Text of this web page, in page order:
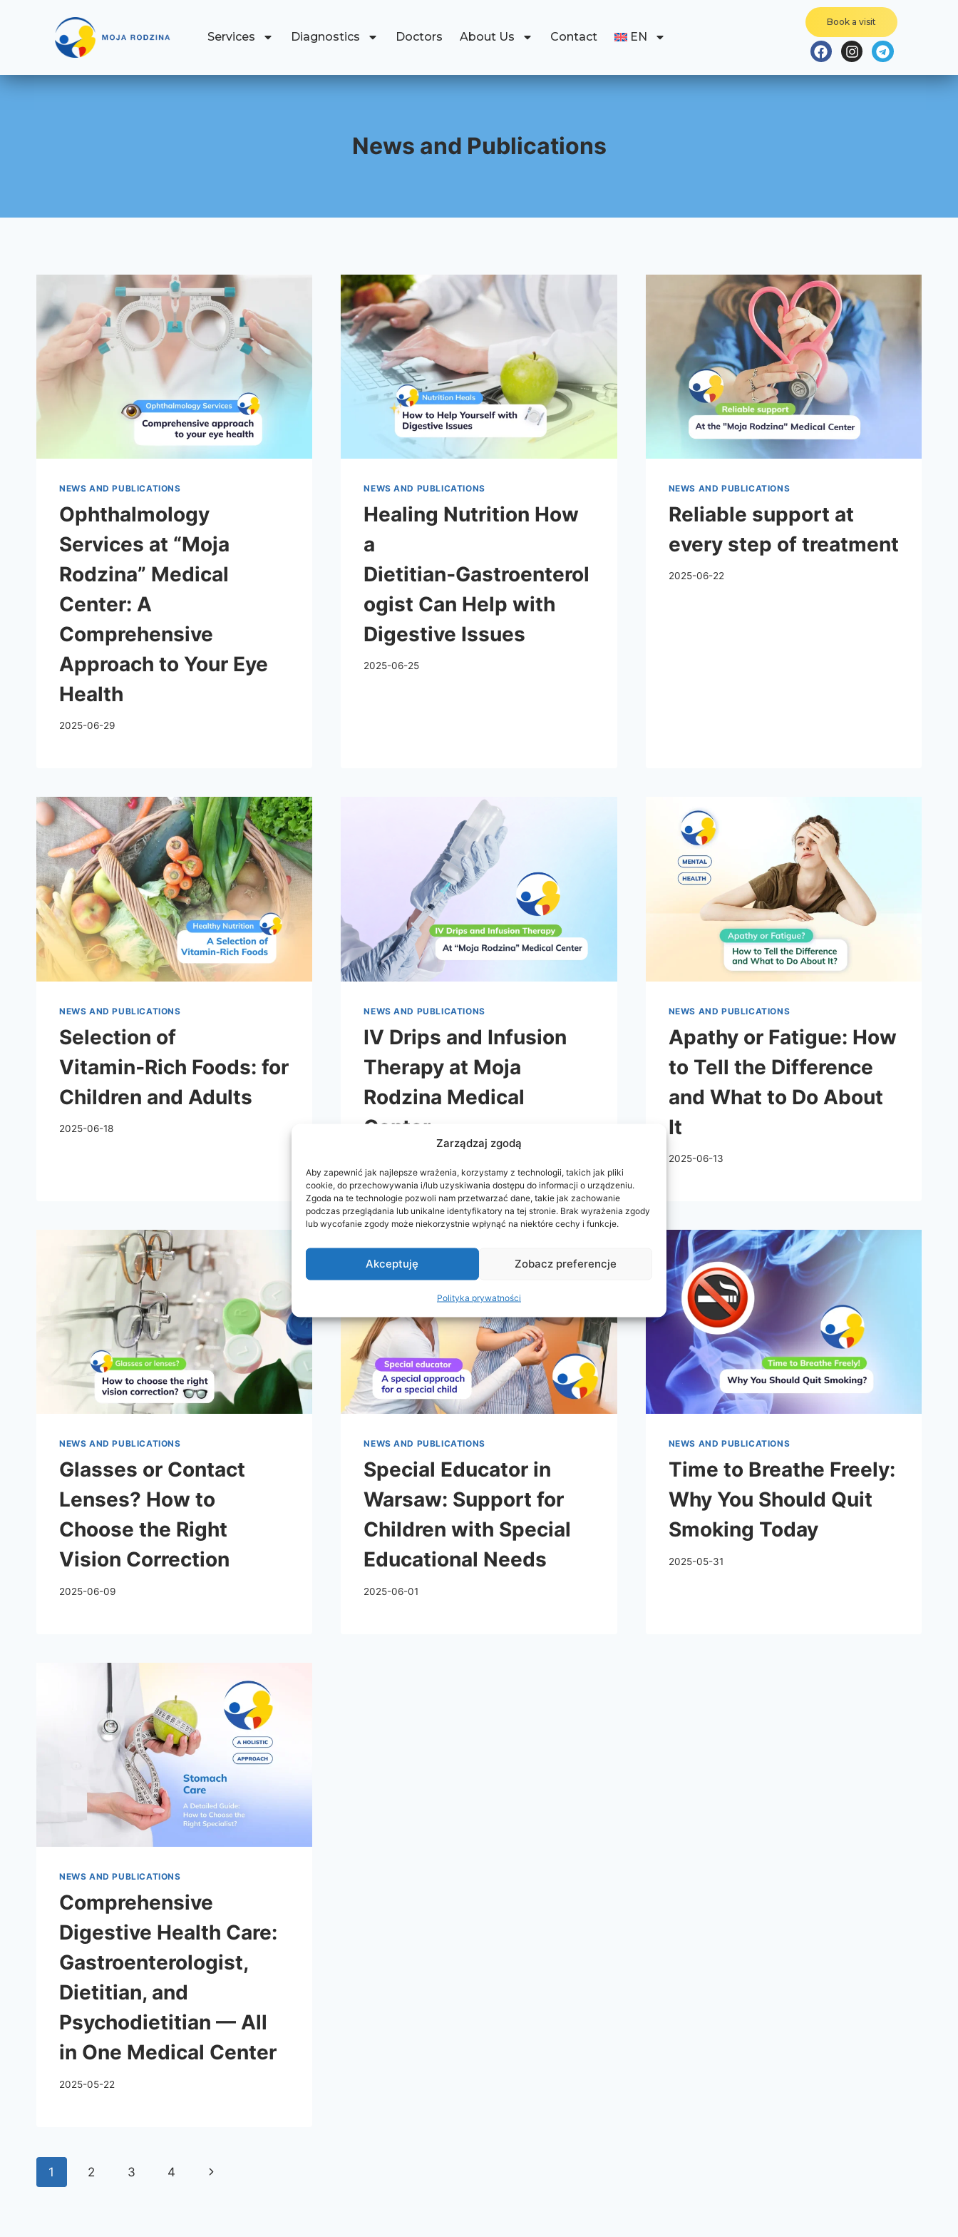
Zarządzaj zgodą
Aby zapewnić jak najlepsze wrażenia, korzystamy z technologii, takich jak pliki
cookie, do przechowywania i/lub uzyskiwania dostępu do informacji o urządzeniu.
Zgoda na te technologie pozwoli nam przetwarzać dane, takie jak zachowanie
podczas przeglądania lub unikalne identyfikatory na tej stronie. Brak wyrażenia zgody
lub wycofanie zgody może niekorzystnie wpłynąć na niektóre cechy i funkcje.
Akceptuję Zobacz preferencje
Polityka prywatności
Services Diagnostics Doctors About Us Contact EN
Book a visit
News and Publications
NEWS AND PUBLICATIONS
Ophthalmology
Services at “Moja
Rodzina” Medical
Center: A
Comprehensive
Approach to Your Eye
Health
2025-06-29
NEWS AND PUBLICATIONS
Healing Nutrition How
a
Dietitian‑Gastroenterol
ogist Can Help with
Digestive Issues
2025-06-25
NEWS AND PUBLICATIONS
Reliable support at
every step of treatment
2025-06-22
NEWS AND PUBLICATIONS
Selection of
Vitamin‑Rich Foods: for
Children and Adults
2025-06-18
NEWS AND PUBLICATIONS
IV Drips and Infusion
Therapy at Moja
Rodzina Medical
Center
NEWS AND PUBLICATIONS
Apathy or Fatigue: How
to Tell the Difference
and What to Do About
It
2025-06-13
NEWS AND PUBLICATIONS
Glasses or Contact
Lenses? How to
Choose the Right
Vision Correction
2025-06-09
NEWS AND PUBLICATIONS
Special Educator in
Warsaw: Support for
Children with Special
Educational Needs
2025-06-01
NEWS AND PUBLICATIONS
Time to Breathe Freely:
Why You Should Quit
Smoking Today
2025-05-31
NEWS AND PUBLICATIONS
Comprehensive
Digestive Health Care:
Gastroenterologist,
Dietitian, and
Psychodietitian — All
in One Medical Center
2025-05-22
1 2 3 4